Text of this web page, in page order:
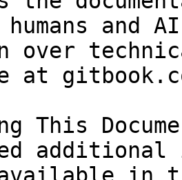
and
over
at
This